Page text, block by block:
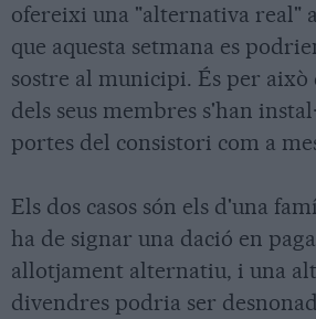
ofereixi una "alternativa real"
que aquesta setmana es
sostre al municipi. És per això
dels seus membres s'han
portes del consistori com a
Els dos casos són els d'una
ha de signar una dació en
allotjament alternatiu, i una
divendres podria ser